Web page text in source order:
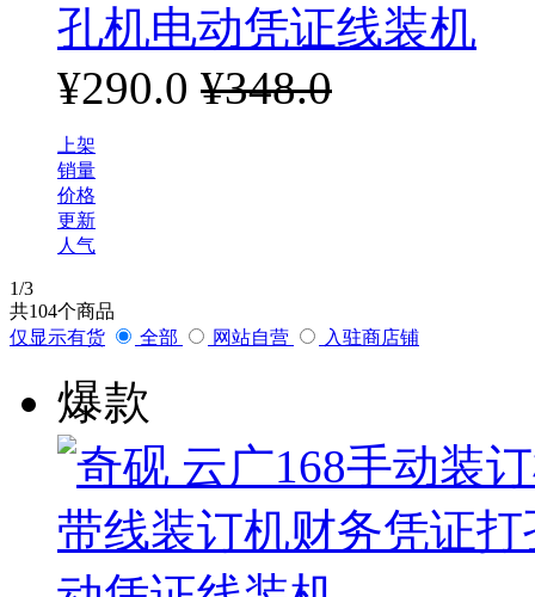
孔机电动凭证线装机
¥290.0 ¥348.0
上架
销量
价格
更新
人气
1/3
共104个商品
仅显示有货
全部 网站自营 入驻商店铺
爆款